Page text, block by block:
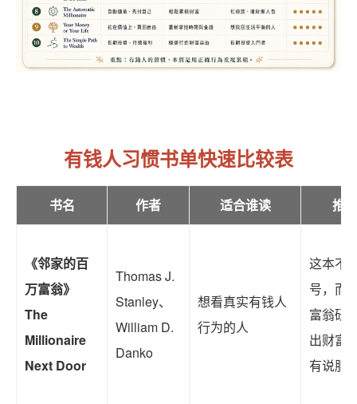
有钱人习惯书单快速比较表
书名 作者 适合谁读 推
《邻家的百
万富翁》
The
Millionaire
Next Door
Thomas J.
Stanley、
William D.
Danko
想看真实有钱人
行为的人
这本不
号，而
富翁研
出财富
有说服